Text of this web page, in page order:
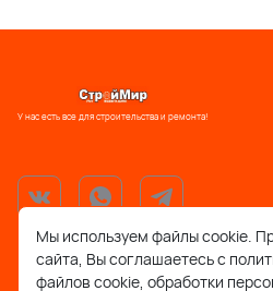
У нас есть все для строительства и ремонта!
support@stroymir48.ru
Мы используем файлы cookie.
сайта, Вы соглашаетесь с
файлов cookie, обработки